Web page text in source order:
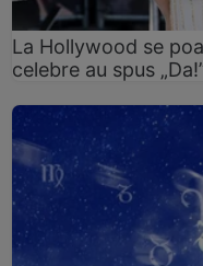
La Hollywood se
celebre au spus